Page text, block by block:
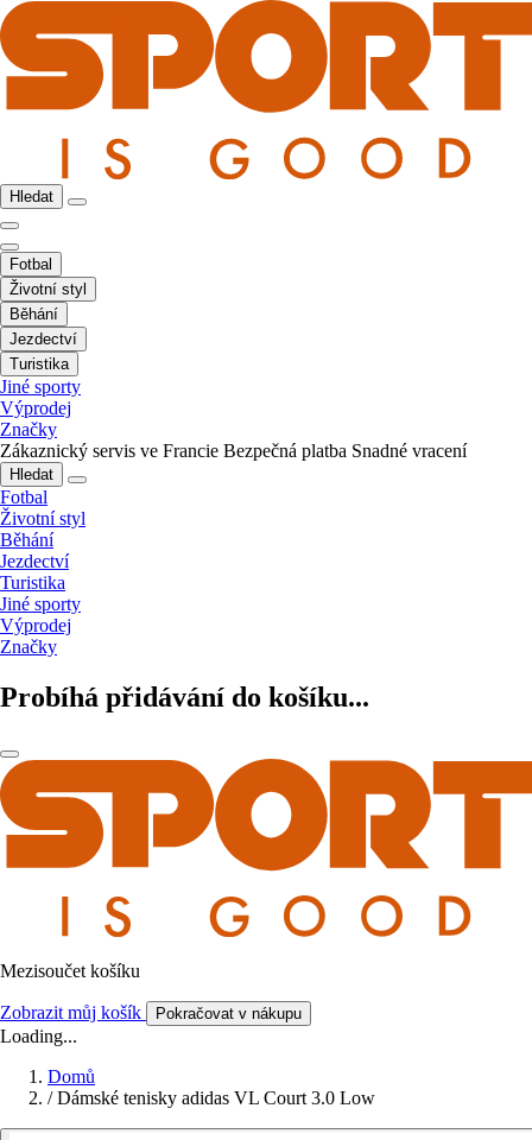
Hledat
Fotbal
Životní styl
Běhání
Jezdectví
Turistika
Jiné sporty
Výprodej
Značky
Zákaznický servis ve Francie Bezpečná platba Snadné vracení
Hledat
Fotbal
Životní styl
Běhání
Jezdectví
Turistika
Jiné sporty
Výprodej
Značky
Probíhá přidávání do košíku...
Mezisoučet košíku
Zobrazit můj košík Pokračovat v nákupu
Loading...
Domů
/ Dámské tenisky adidas VL Court 3.0 Low